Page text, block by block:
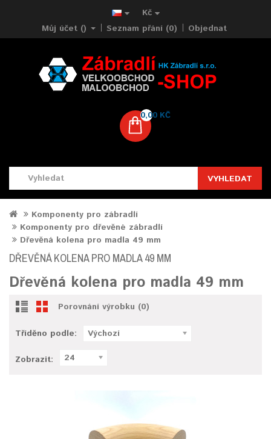
Kč
Můj účet ()
Seznam přání (0) Objednat
0,00 KČ
VYHLEDAT
Komponenty pro zábradlí
Komponenty pro dřevěné zábradlí
Dřevěná kolena pro madla 49 mm
DŘEVĚNÁ KOLENA PRO MADLA 49 MM
Dřevěná kolena pro madla 49 mm
Porovnání výrobku (0)
Tříděno podle: Výchozí
Zobrazit: 24